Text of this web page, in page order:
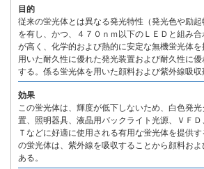
目的
従来の蛍光体とは異なる発光特性（発光色や励起
を有し、かつ、４７０ｎｍ以下のＬＥＤと組み
が高く、化学的および熱的に安定な無機蛍光体
用いた耐久性に優れた発光装置および耐久性に
する。係る蛍光体を用いた顔料および紫外線吸収
効果
この蛍光体は、輝度が低下しないため、白色発
置、照明器具、液晶用バックライト光源、ＶＦ
Ｔなどに好適に使用される有用な蛍光体を提供
の蛍光体は、紫外線を吸収することから顔料お
ある。